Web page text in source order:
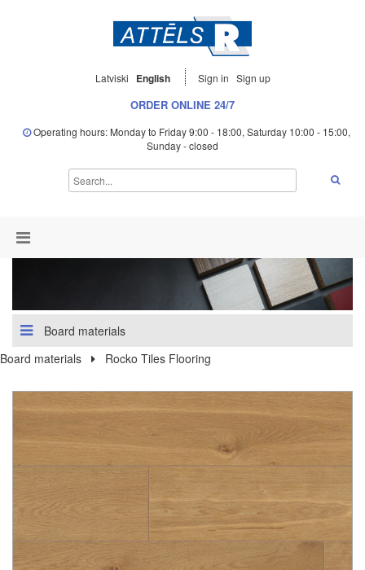
Latviski English Sign in Sign up
ORDER ONLINE 24/7
Operating hours: Monday to Friday 9:00 - 18:00, Saturday 10:00 - 15:00,
Sunday - closed
Board materials
Board materials
Rocko Tiles Flooring